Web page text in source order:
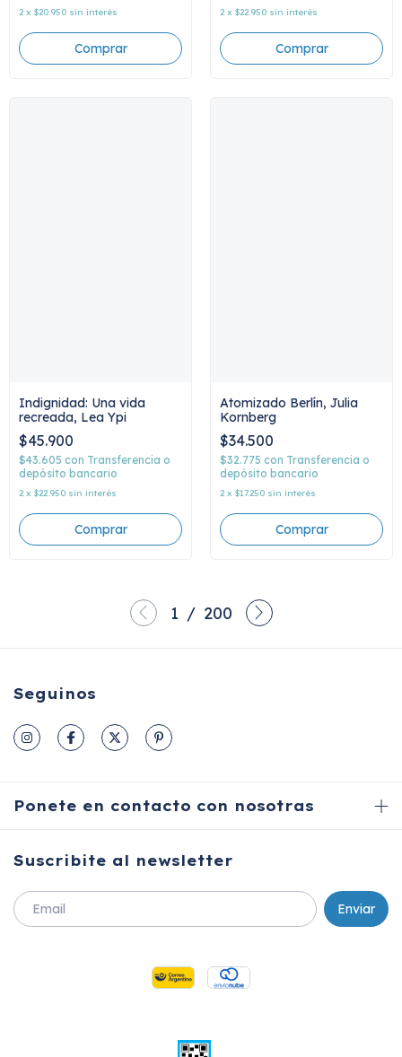
2 x $20.950 sin interés 2 x $22.950 sin interés
Indignidad: Una vida
recreada, Lea Ypi
$45.900
$43.605 con Transferencia o
depósito bancario
2 x $22.950 sin interés
Atomizado Berlín, Julia
Kornberg
$34.500
$32.775 con Transferencia o
depósito bancario
2 x $17.250 sin interés
1 / 200
Seguinos
Ponete en contacto con nosotras
Suscribite al newsletter